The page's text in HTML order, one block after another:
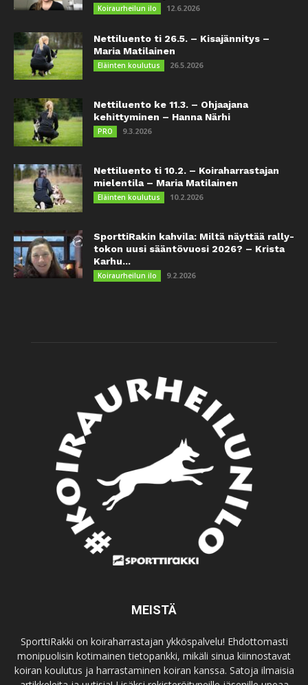
Koiraurheilun ilo 12.6.2026
Nettiluento ti 26.5. – Kisajännitys –
Maria Matilainen
Eläinten koulutus 26.5.2026
Nettiluento ke 11.3. – Ohjaajana
kehittyminen – Hanna Närhi
PRO 9.3.2026
Nettiluento ti 10.2. – Koiraharrastajan
mielentila – Maria Matilainen
Eläinten koulutus 10.2.2026
SporttiRakin kahvila: Miltä näyttää rally-
tokon uusi sääntövuosi 2026? – Krista
Karhu...
Koiraurheilun ilo 9.2.2026
MEISTÄ
SporttiRakki on koiraharrastajan ykköspalvelu! Ehdottomasti
monipuolisin kotimainen tietopankki, mikäli sinua kiinnostavat
koiran koulutus ja harrastaminen koiran kanssa. Satoja ilmaisia